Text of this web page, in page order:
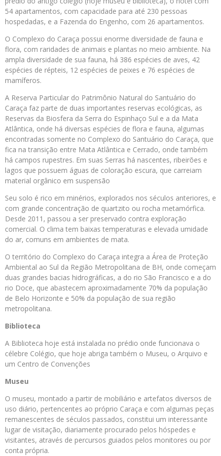
54 apartamentos, com capacidade para até 230 pessoas
hospedadas, e a Fazenda do Engenho, com 26 apartamentos.
O Complexo do Caraça possui enorme diversidade de fauna e
flora, com raridades de animais e plantas no meio ambiente. Na
ampla diversidade de sua fauna, há 386 espécies de aves, 42
espécies de répteis, 12 espécies de peixes e 76 espécies de
mamíferos.
A Reserva Particular do Patrimônio Natural do Santuário do
Caraça faz parte de duas importantes reservas ecológicas, as
Reservas da Biosfera da Serra do Espinhaço Sul e a da Mata
Atlântica, onde há diversas espécies de flora e fauna, algumas
encontradas somente no Complexo do Santuário do Caraça, que
fica na transição entre Mata Atlântica e Cerrado, onde também
há campos rupestres. Em suas Serras há nascentes, ribeirões e
lagos que possuem águas de coloração escura, que carreiam
material orgânico em suspensão
Seu solo é rico em minérios, explorados nos séculos anteriores, e
com grande concentração de quartzito ou rocha metamórfica.
Desde 2011, passou a ser preservado contra exploração
comercial. O clima tem baixas temperaturas e elevada umidade
do ar, comuns em ambientes de mata.
O território do Complexo do Caraça integra a Área de Proteção
Ambiental ao Sul da Região Metropolitana de BH, onde começam
duas grandes bacias hidrográficas, a do rio São Francisco e a do
rio Doce, que abastecem aproximadamente 70% da população
de Belo Horizonte e 50% da população de sua região
metropolitana.
Biblioteca
A Biblioteca hoje está instalada no prédio onde funcionava o
célebre Colégio, que hoje abriga também o Museu, o Arquivo e
um Centro de Convenções
Museu
O museu, montado a partir de mobiliário e artefatos diversos de
uso diário, pertencentes ao próprio Caraça e com algumas peças
remanescentes de séculos passados, constitui um interessante
lugar de visitação, diariamente procurado pelos hóspedes e
visitantes, através de percursos guiados pelos monitores ou por
conta própria.